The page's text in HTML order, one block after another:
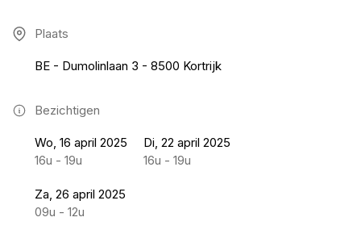
Plaats
BE - Dumolinlaan 3 - 8500 Kortrijk
Bezichtigen
Wo, 16 april 2025
16u - 19u
Di, 22 april 2025
16u - 19u
Za, 26 april 2025
09u - 12u